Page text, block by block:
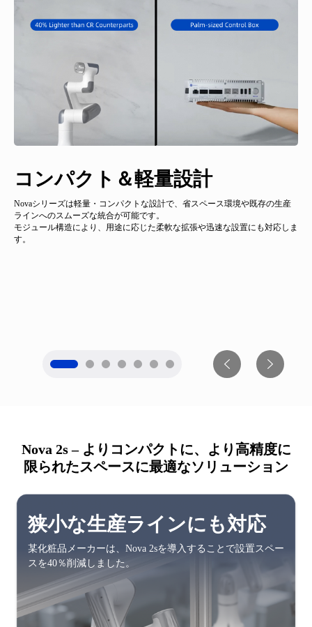
コンパクト＆軽量設計
Novaシリーズは軽量・コンパクトな設計で、省スペース環境や既存の生産
ラインへのスムーズな統合が可能です。
モジュール構造により、用途に応じた柔軟な拡張や迅速な設置にも対応しま
す。
直感操作＆柔軟な導入性
ブロックリープログラミングとユーザーフレンドリーなインターフェースを
採用し、プログラミング経験がなくてもすぐに導入・運用が可能。タブレッ
トとのワイヤレス接続にも対応し、設置自由度と操作性をさらに高めます。
安全な人協働作業を実現
5段階で調整可能な衝突検知機能、非常時の瞬時電磁ブレーキ、干渉エリア
の設定により、作業者と設備の安全をしっかり確保しながら、高い運用効率
を維持します。
優れた拡張性
Novaシリーズは多様なエンドエフェクタに対応し、オープンなエコシステ
ムと充実したSDK（C++／C#／Python／ROS1／ROS2）を提供。進化する産
業ニーズに合わせて、柔軟なカスタマイズとスケーラビリティを実現しま
す。
よりスマートな制御を実現する
アップグレードソフトウェア
Nova協働ロボットは、DobotStudioPro 4.6.1を搭載し、産業オートメーション
において高精度かつ安全な制御を実現します：
Nova 2s ― 超小型・高精度、狭
小空間に最適
短リーチかつ省スペース設計により、設置面積を従来比で約20％削減しまし
た。
多様なエンドエフェクタに対応
Nova 2s は、電動グリッパーや力覚センサーなどの接続に対応した、拡張性
の高いエンド
エフェクタ用インターフェースを搭載しています。
Nova 2s – よりコンパクトに、より高精度に
限られたスペースに最適なソリューション
狭小な生産ラインにも対応
某化粧品メーカーは、Nova 2sを導入することで設置スペー
スを40％削減しました。